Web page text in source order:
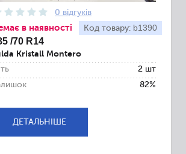
0 відгуків
Код товару: b1390
в наявності
/70 R14
Kristall Montero
2 шт
82%
ДЕТАЛЬНІШЕ